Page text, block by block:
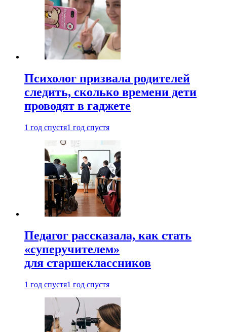
Психолог призвала родителей
следить, сколько времени дети
проводят в гаджете
1 год спустя1 год спустя
Педагог рассказала, как стать
«суперучителем»
для старшеклассников
1 год спустя1 год спустя